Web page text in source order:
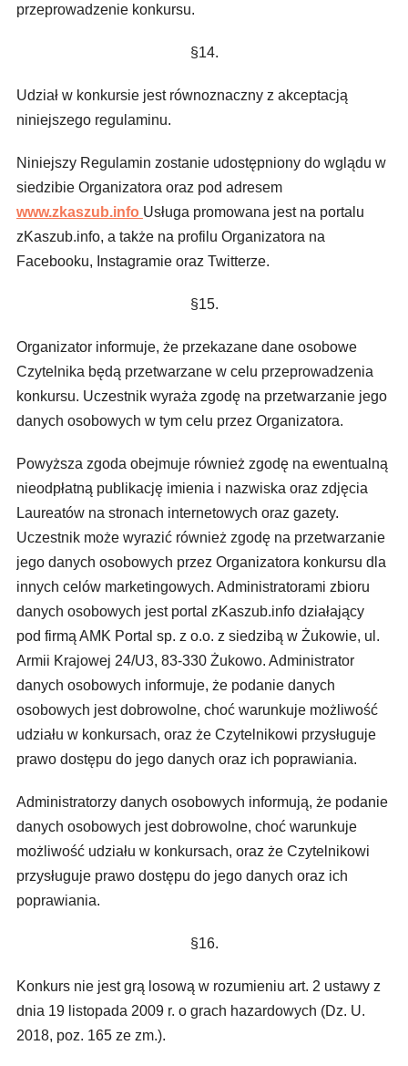
przeprowadzenie konkursu.
§14.
Udział w konkursie jest równoznaczny z akceptacją
niniejszego regulaminu.
Niniejszy Regulamin zostanie udostępniony do wglądu w
siedzibie Organizatora oraz pod adresem
www.zkaszub.info Usługa promowana jest na portalu
zKaszub.info, a także na profilu Organizatora na
Facebooku, Instagramie oraz Twitterze.
§15.
Organizator informuje, że przekazane dane osobowe
Czytelnika będą przetwarzane w celu przeprowadzenia
konkursu. Uczestnik wyraża zgodę na przetwarzanie jego
danych osobowych w tym celu przez Organizatora.
Powyższa zgoda obejmuje również zgodę na ewentualną
nieodpłatną publikację imienia i nazwiska oraz zdjęcia
Laureatów na stronach internetowych oraz gazety.
Uczestnik może wyrazić również zgodę na przetwarzanie
jego danych osobowych przez Organizatora konkursu dla
innych celów marketingowych. Administratorami zbioru
danych osobowych jest portal zKaszub.info działający
pod firmą AMK Portal sp. z o.o. z siedzibą w Żukowie, ul.
Armii Krajowej 24/U3, 83-330 Żukowo. Administrator
danych osobowych informuje, że podanie danych
osobowych jest dobrowolne, choć warunkuje możliwość
udziału w konkursach, oraz że Czytelnikowi przysługuje
prawo dostępu do jego danych oraz ich poprawiania.
Administratorzy danych osobowych informują, że podanie
danych osobowych jest dobrowolne, choć warunkuje
możliwość udziału w konkursach, oraz że Czytelnikowi
przysługuje prawo dostępu do jego danych oraz ich
poprawiania.
§16.
Konkurs nie jest grą losową w rozumieniu art. 2 ustawy z
dnia 19 listopada 2009 r. o grach hazardowych (Dz. U.
2018, poz. 165 ze zm.).